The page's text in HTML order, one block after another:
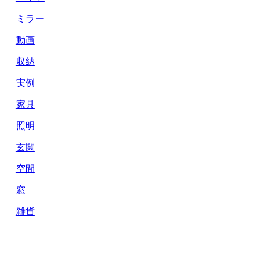
ミラー
動画
収納
実例
家具
照明
玄関
空間
窓
雑貨